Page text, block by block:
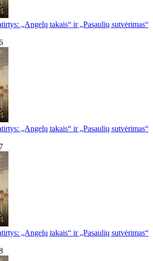
„Angelų takais“ ir „Pasaulių sutvėrimas“
„Angelų takais“ ir „Pasaulių sutvėrimas“
„Angelų takais“ ir „Pasaulių sutvėrimas“